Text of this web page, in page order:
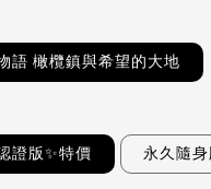
牧場物語 橄欖鎮與希望的大地
證版✨特價 永久隨